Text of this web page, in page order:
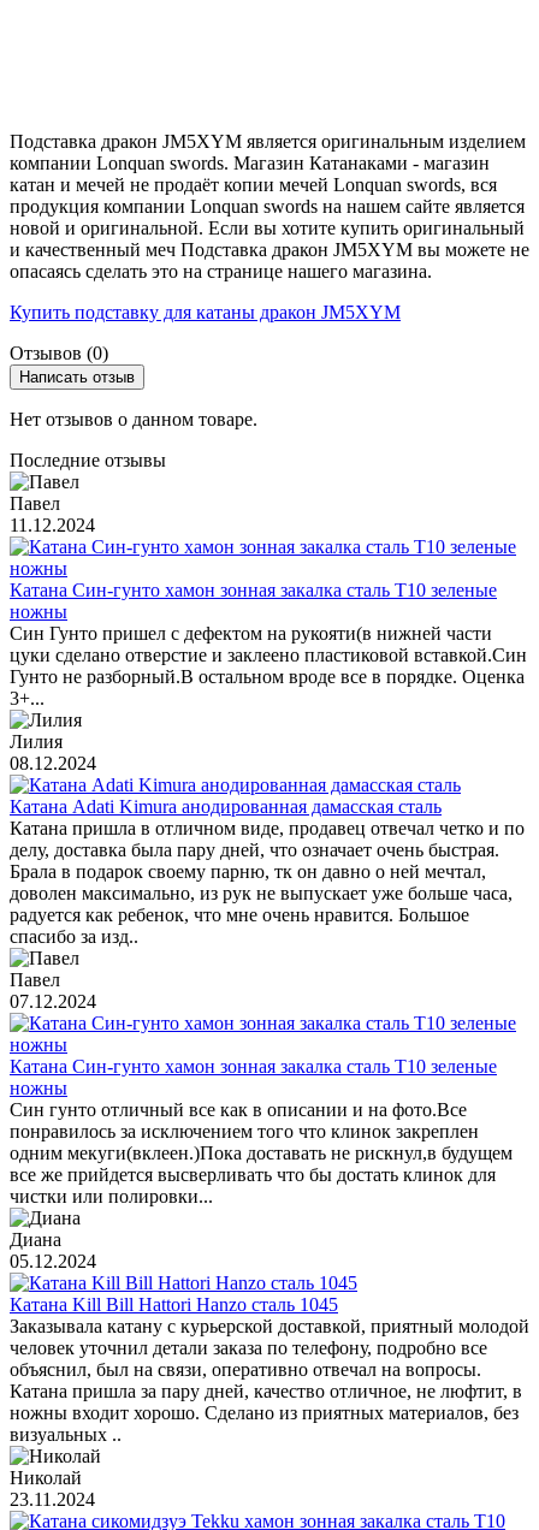
Подставка дракон JM5XYM является оригинальным изделием
компании Lonquan swords. Магазин Катанаками - магазин
катан и мечей не продаёт копии мечей Lonquan swords, вся
продукция компании Lonquan swords на нашем сайте является
новой и оригинальной. Если вы хотите купить оригинальный
и качественный меч Подставка дракон JM5XYM вы можете не
опасаясь сделать это на странице нашего магазина.
Купить подставку для катаны дракон JM5XYM
Отзывов (0)
Написать отзыв
Нет отзывов о данном товаре.
Последние отзывы
Павел
11.12.2024
Катана Син-гунто хамон зонная закалка сталь T10 зеленые
ножны
Син Гунто пришел с дефектом на рукояти(в нижней части
цуки сделано отверстие и заклеено пластиковой вставкой.Син
Гунто не разборный.В остальном вроде все в порядке. Оценка
3+...
Лилия
08.12.2024
Катана Adati Kimura анодированная дамасская сталь
Катана пришла в отличном виде, продавец отвечал четко и по
делу, доставка была пару дней, что означает очень быстрая.
Брала в подарок своему парню, тк он давно о ней мечтал,
доволен максимально, из рук не выпускает уже больше часа,
радуется как ребенок, что мне очень нравится. Большое
спасибо за изд..
Павел
07.12.2024
Катана Син-гунто хамон зонная закалка сталь T10 зеленые
ножны
Син гунто отличный все как в описании и на фото.Все
понравилось за исключением того что клинок закреплен
одним мекуги(вклеен.)Пока доставать не рискнул,в будущем
все же прийдется высверливать что бы достать клинок для
чистки или полировки...
Диана
05.12.2024
Катана Kill Bill Hattori Hanzo сталь 1045
Заказывала катану с курьерской доставкой, приятный молодой
человек уточнил детали заказа по телефону, подробно все
объяснил, был на связи, оперативно отвечал на вопросы.
Катана пришла за пару дней, качество отличное, не люфтит, в
ножны входит хорошо. Сделано из приятных материалов, без
визуальных ..
Николай
23.11.2024